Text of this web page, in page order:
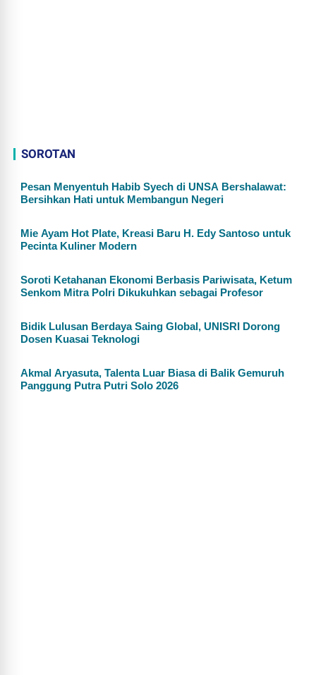
SOROTAN
Pesan Menyentuh Habib Syech di UNSA Bershalawat:
Bersihkan Hati untuk Membangun Negeri
Mie Ayam Hot Plate, Kreasi Baru H. Edy Santoso untuk
Pecinta Kuliner Modern
Soroti Ketahanan Ekonomi Berbasis Pariwisata, Ketum
Senkom Mitra Polri Dikukuhkan sebagai Profesor
Bidik Lulusan Berdaya Saing Global, UNISRI Dorong
Dosen Kuasai Teknologi
Akmal Aryasuta, Talenta Luar Biasa di Balik Gemuruh
Panggung Putra Putri Solo 2026